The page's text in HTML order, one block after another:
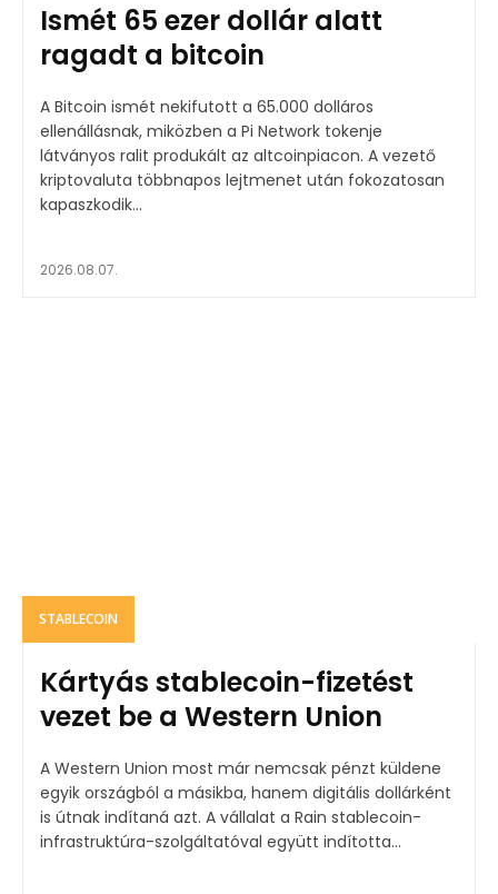
Ismét 65 ezer dollár alatt
ragadt a bitcoin
A Bitcoin ismét nekifutott a 65.000 dolláros
ellenállásnak, miközben a Pi Network tokenje
látványos ralit produkált az altcoinpiacon. A vezető
kriptovaluta többnapos lejtmenet után fokozatosan
kapaszkodik...
2026.08.07.
STABLECOIN
Kártyás stablecoin-fizetést
vezet be a Western Union
A Western Union most már nemcsak pénzt küldene
egyik országból a másikba, hanem digitális dollárként
is útnak indítaná azt. A vállalat a Rain stablecoin-
infrastruktúra-szolgáltatóval együtt indította...